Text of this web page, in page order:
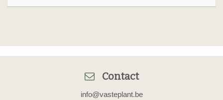
Contact
info@vasteplant.be